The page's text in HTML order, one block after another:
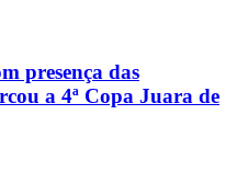
presença das
a 4ª Copa Juara de